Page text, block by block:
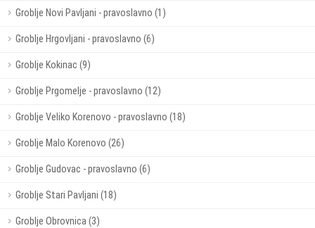
Groblje Novi Pavljani - pravoslavno (1)
Groblje Hrgovljani - pravoslavno (6)
Groblje Kokinac (9)
Groblje Prgomelje - pravoslavno (12)
Groblje Veliko Korenovo - pravoslavno (18)
Groblje Malo Korenovo (26)
Groblje Gudovac - pravoslavno (6)
Groblje Stari Pavljani (18)
Groblje Obrovnica (3)